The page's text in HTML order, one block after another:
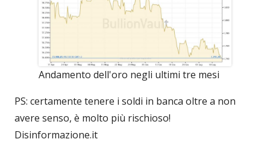
Andamento dell'oro negli ultimi tre mesi
PS: certamente tenere i soldi in banca oltre a non
avere senso, è molto più rischioso!
Disinformazione.it